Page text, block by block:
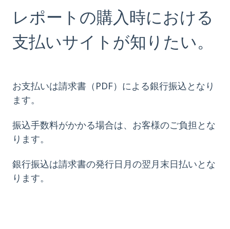
レポートの購入時における
支払いサイトが知りたい。
お支払いは請求書（PDF）による銀行振込となり
ます。
振込手数料がかかる場合は、お客様のご負担とな
ります。
銀行振込は請求書の発行日月の翌月末日払いとな
ります。